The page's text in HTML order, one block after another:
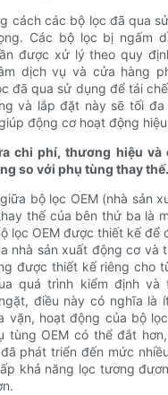
cách các bộ lọc đã qua
Các bộ lọc bị ngấm
được xử lý theo quy
dịch vụ và cửa hàng
đã qua sử dụng để tái
và lắp đặt này sẽ tối
động cơ hoạt động
chi phí, thương hiệu và
so với phụ tùng thay thế.
bộ lọc OEM (nhà sản
thế của bên thứ ba là
lọc OEM được thiết kế để
nhà sản xuất động cơ và
được thiết kế riêng cho
quá trình kiểm định và
điều này có nghĩa là
vặn, hoạt động của bộ
tùng OEM có thể đắt
phát triển đến mức
khả năng lọc tương